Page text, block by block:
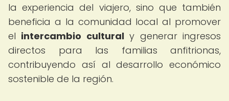
la experiencia del viajero, sino que también
beneficia a la comunidad local al promover
el intercambio culturaly generar ingresos
directos para las familias anfitrionas,
contribuyendo así al desarrollo económico
sostenible de la región.